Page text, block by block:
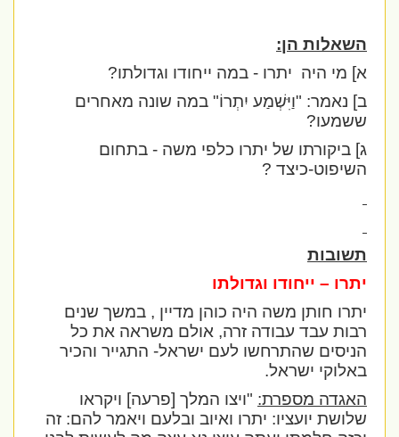
השאלות הן:
א] מי היה יתרו - במה ייחודו וגדולתו?
ב] נאמר:"וַיִּשְׁמַע יִתְרוֹ" במה שונה מאחרים
ששמעו?
ג] ביקורתו של יתרו כלפי משה - בתחום
השיפוט-כיצד ?
תשובות
יתרו – ייחודו וגדולתו
יתרו חותן משה היה כוהן מדיין , במשך שנים
רבות עבד עבודה זרה, אולם משראה את כל
הניסים שהתרחשו לעם ישראל- התגייר והכיר
באלוקי ישראל.
האגדה מספרת:"ויצו המלך [פרעה] ויקראו
שלושת יועציו: יתרו ואיוב ובלעם ויאמר להם: זה